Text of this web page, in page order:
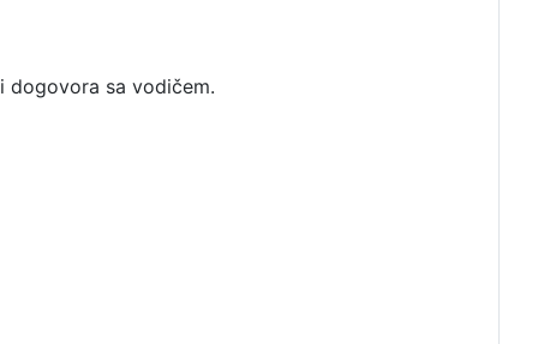
dogovora sa vodičem.